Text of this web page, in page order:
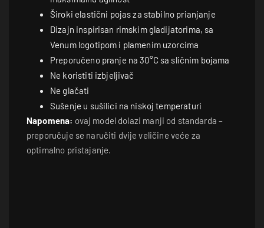
Široki elastični pojas za stabilno prianjanje
Dizajn inspirisan rimskim gladijatorima, sa
Venum logotipom i plamenim uzorcima
Preporučeno pranje na 30°C sa sličnim bojama
Ne koristiti izbjeljivač
Ne glačati
Sušenje u sušilici na niskoj temperaturi
Napomena: ovaj model dolazi manji od standarda –
preporučuje se naručiti dvije veličine veće za
optimalno pristajanje.